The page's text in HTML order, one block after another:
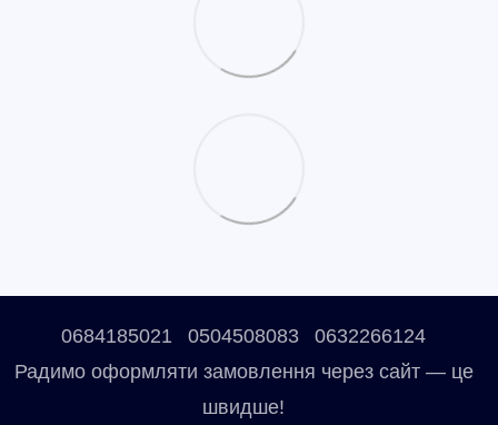
0684185021 0504508083
0632266124
Радимо оформляти замовлення через сайт — це
швидше!